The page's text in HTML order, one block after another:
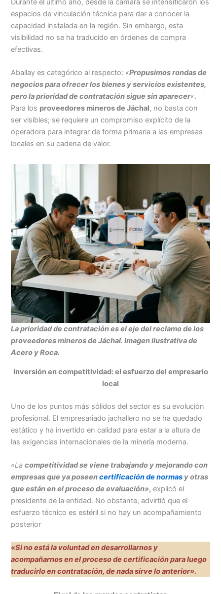
espacios de vinculación técnica para dar a conocer la
capacidad instalada en la región. Sin embargo, esta
visibilidad no se ha traducido en órdenes de compra
efectivas.
Aballay es categórico al respecto: «Propusimos rondas de
negocios para ofrecer los bienes y servicios existentes,
pero la prioridad de contratación sigue sin aparecer«.
Para los proveedores mineros de Jáchal, no basta con
ser visibles; se requiere un compromiso explícito de la
operadora para integrar de forma primaria a las empresas
locales en su cadena de valor.
La prioridad de contratación es el eje del reclamo de los
proveedores mineros de Jáchal. Imagen ilustrativa de
Acero y Roca.
Inversión en competitividad: el esfuerzo del empresario
local
Uno de los puntos más sólidos del sector es su evolución
profesional. El empresariado jachallero no se ha quedado
estático y ha invertido en calidad para estar a la altura de
las exigencias internacionales de la minería moderna.
«Lacompetitividadse viene trabajando y mejorando con
empresas que ya poseencertificación de normas y otras
que están en el proceso de evaluación», explicó el
presidente de la entidad. No obstante, advirtió que el
esfuerzo técnico es estéril si no hay un acompañamiento
posterior
«Si no está la voluntad en desarrollarnos y
acompañarnos en el proceso de certificación para luego
traducirlo en contratación, de nada sirve lo anterior».